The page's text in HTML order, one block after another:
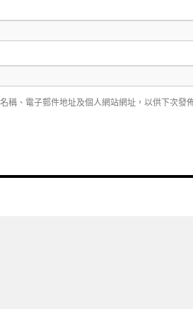
稱、電子郵件地址及個人網站網址，以供下次發